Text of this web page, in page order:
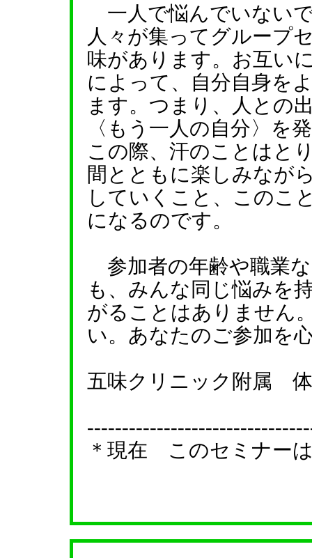
一人で悩んでいない
人々が集ってグループ
味があります。お互い
によって、自分自身を
ます。つまり、人との
〈もう一人の自分〉を
この際、汗のことはと
間とともに楽しみなが
していくこと、このこ
になるのです。
参加者の年齢や職業
も、みんな同じ悩みを
がることはありません
い。あなたのご参加を
五味クリニック附属
＊現在 このセミナー